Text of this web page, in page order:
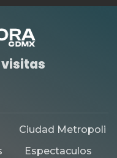
Ciudad Metropoli
Espectaculos